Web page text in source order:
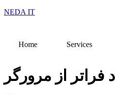
NEDA IT
Home Services
از مرورگر